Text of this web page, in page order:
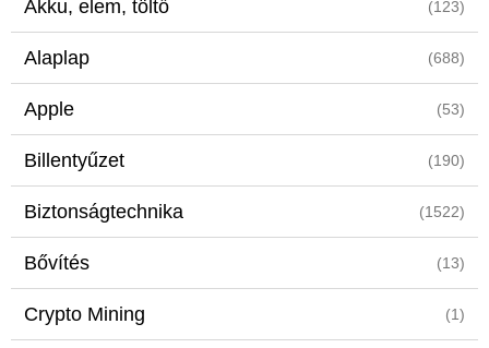
Akku, elem, töltő (123)
Alaplap (688)
Apple (53)
Billentyűzet (190)
Biztonságtechnika (1522)
Bővítés (13)
Crypto Mining (1)